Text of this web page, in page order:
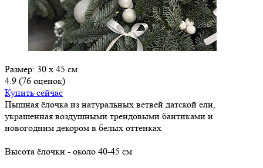
Размер: 30 х 45 см
4.9 (76 оценок)
Купить сейчас
Пышная ёлочка из натуральных ветвей датской ели,
украшенная воздушными трендовыми бантиками и
новогодним декором в белых оттенках
Высота ёлочки - около 40-45 см